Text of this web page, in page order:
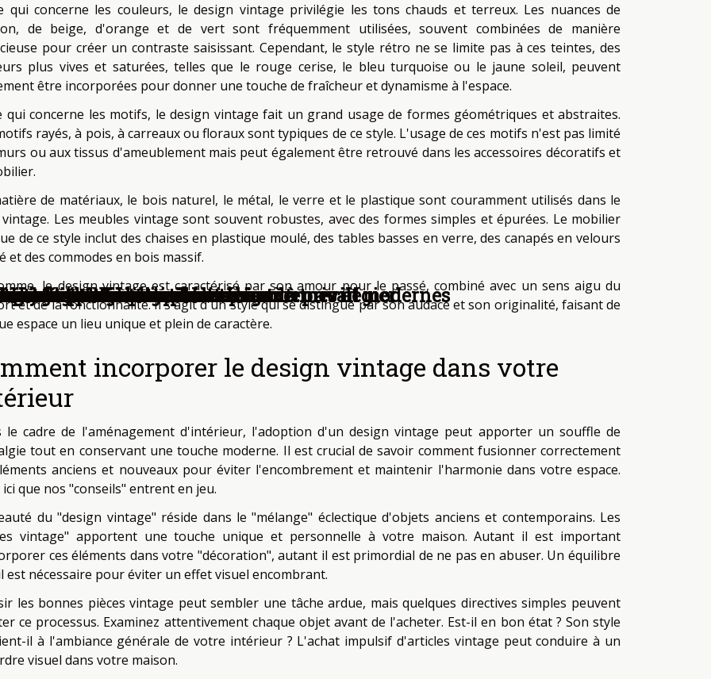
qui concerne les couleurs, le design vintage privilégie les tons chauds et terreux. Les nuances de
de beige, d'orange et de vert sont fréquemment utilisées, souvent combinées de manière
pour créer un contraste saisissant. Cependant, le style rétro ne se limite pas à ces teintes, des
plus vives et saturées, telles que le rouge cerise, le bleu turquoise ou le jaune soleil, peuvent
être incorporées pour donner une touche de fraîcheur et dynamisme à l'espace.
qui concerne les motifs, le design vintage fait un grand usage de formes géométriques et abstraites.
rayés, à pois, à carreaux ou floraux sont typiques de ce style. L'usage de ces motifs n'est pas limité
ou aux tissus d'ameublement mais peut également être retrouvé dans les accessoires décoratifs et
de matériaux, le bois naturel, le métal, le verre et le plastique sont couramment utilisés dans le
Les meubles vintage sont souvent robustes, avec des formes simples et épurées. Le mobilier
de ce style inclut des chaises en plastique moulé, des tables basses en verre, des canapés en velours
et des commodes en bois massif.
le design vintage est caractérisé par son amour pour le passé, combiné avec un sens aigu du
et de la fonctionnalité. Il s'agit d'un style qui se distingue par son audace et son originalité, faisant de
espace un lieu unique et plein de caractère.
incorporer le design vintage dans votre
le cadre de l'aménagement d'intérieur, l'adoption d'un design vintage peut apporter un souffle de
tout en conservant une touche moderne. Il est crucial de savoir comment fusionner correctement
anciens et nouveaux pour éviter l'encombrement et maintenir l'harmonie dans votre espace.
ici que nos "conseils" entrent en jeu.
du "design vintage" réside dans le "mélange" éclectique d'objets anciens et contemporains. Les
vintage" apportent une touche unique et personnelle à votre maison. Autant il est important
ces éléments dans votre "décoration", autant il est primordial de ne pas en abuser. Un équilibre
est nécessaire pour éviter un effet visuel encombrant.
les bonnes pièces vintage peut sembler une tâche ardue, mais quelques directives simples peuvent
ce processus. Examinez attentivement chaque objet avant de l'acheter. Est-il en bon état ? Son style
il à l'ambiance générale de votre intérieur ? L'achat impulsif d'articles vintage peut conduire à un
visuel dans votre maison.
intérieur harmonie et caractère
votre décoration moderne
et mise en place
techniques et matériaux à privilégier
industriel dans votre espace de travail
pour votre intérieurde tapisseries anciennes et modernes
des gouttières en aluminium
de votre maison
avec du linge de lit élégant
et épuré
en design d'intérieur
d'intérieur
pour votre salon